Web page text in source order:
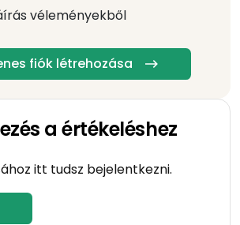
véleményekből
fiók létrehozása
a értékeléshez
itt tudsz bejelentkezni.